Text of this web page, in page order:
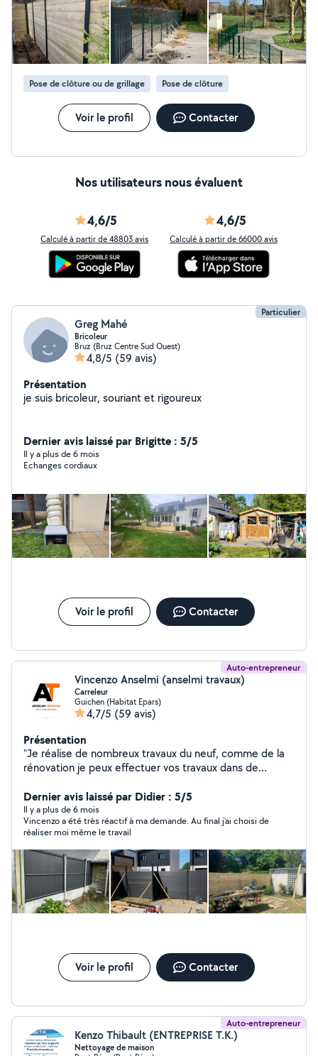
"Laisser un compliment" alors je les ai tous écrits.
Pose de clôture ou de grillage Pose de clôture
Voir le profil Contacter
Nos utilisateurs nous évaluent
4,6/5
Calculé à partir de 48803 avis
4,6/5
Calculé à partir de 66000 avis
Particulier
Greg Mahé
Bricoleur
Bruz (Bruz Centre Sud Ouest)
4,8/5 (59 avis)
Présentation
je suis bricoleur, souriant et rigoureux
Dernier avis laissé par Brigitte : 5/5
Il y a plus de 6 mois
Echanges cordiaux
Voir le profil Contacter
Auto-entrepreneur
Vincenzo Anselmi (anselmi travaux)
Carreleur
Guichen (Habitat Epars)
4,7/5 (59 avis)
Présentation
"Je réalise de nombreux travaux du neuf, comme de la
rénovation je peux effectuer vos travaux dans de
particulier comme professionnel . Devis et déplacement
gratuit." pour toute demande, Mon numéro de
téléphone est sur mon profil
Dernier avis laissé par Didier : 5/5
Il y a plus de 6 mois
Vincenzo a été très réactif à ma demande. Au final j'ai choisi de
réaliser moi même le travail
Voir le profil Contacter
Auto-entrepreneur
Kenzo Thibault (ENTREPRISE T.K.)
Nettoyage de maison